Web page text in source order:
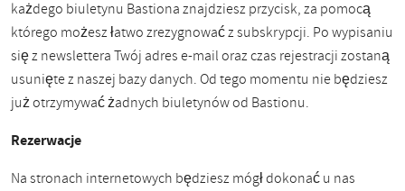
każdego biuletynu Bastiona znajdziesz przycisk, za pomocą
którego możesz łatwo zrezygnować z subskrypcji. Po wypisaniu
się z newslettera Twój adres e-mail oraz czas rejestracji zostaną
usunięte z naszej bazy danych. Od tego momentu nie będziesz
już otrzymywać żadnych biuletynów od Bastionu.
Rezerwacje
Na stronach internetowych będziesz mógł dokonać u nas